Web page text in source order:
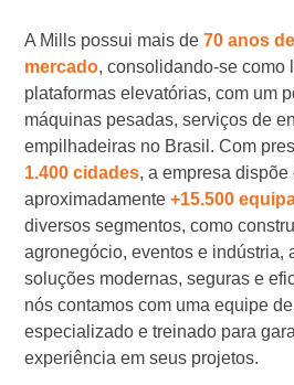
A Mills possui mais de70 anos
mercado, consolidando-se como
plataformas elevatórias, com um
máquinas pesadas, serviços de
empilhadeiras no Brasil. Com
1.400 cidades, a empresa
aproximadamente+15.500
diversos segmentos, como
agronegócio, eventos e indústria,
soluções modernas, seguras e
nós contamos com uma equipe
especializado e treinado para
experiência em seus projetos.